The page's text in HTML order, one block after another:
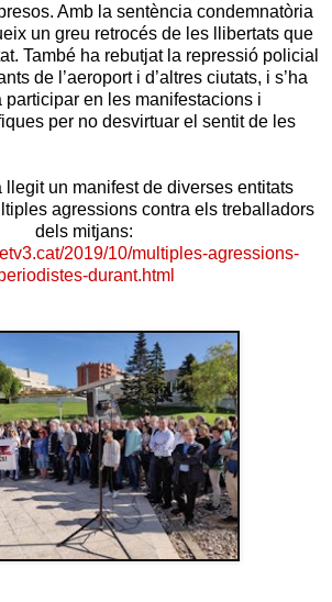
Amb la sentència condemnatòria
un greu retrocés de les llibertats que
També ha rebutjat la repressió policial
de l’aeroport i d’altres ciutats, i s’ha
participar en les manifestacions i
per no desvirtuar el sentit de les
llegit un manifest de diverses entitats
agressions contra els treballadors
dels mitjans:
2019/10/multiples-agressions-
durant.html